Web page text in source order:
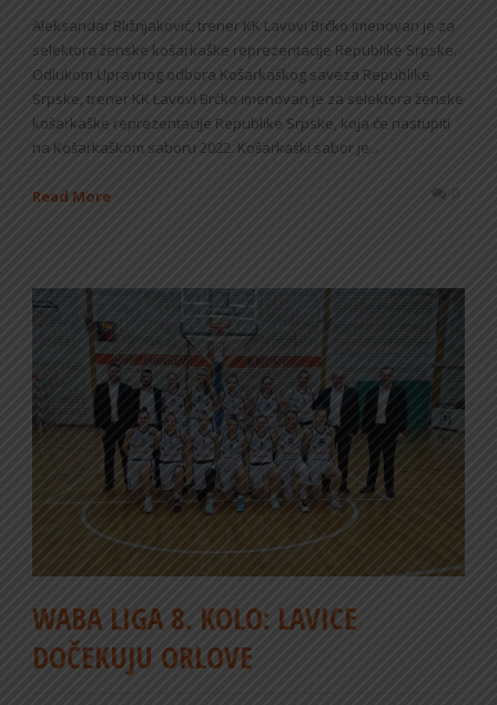
Aleksandar Bližnjaković, trener KK Lavovi Brčko imenovan je za
selektora ženske košarkaške reprezentacije Republike Srpske.
Odlukom Upravnog odbora Košarkaškog saveza Republike
Srpske, trener KK Lavovi Brčko imenovan je za selektora ženske
košarkaške reprezentacije Republike Srpske, koja će nastupiti
na Košarkaškom saboru 2022. Košarkaški sabor je...
Read More 0
WABA LIGA 8. KOLO: LAVICE
DOČEKUJU ORLOVE